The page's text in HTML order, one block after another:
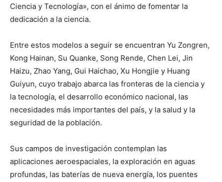
Ciencia y Tecnología», con el ánimo de fomentar la
dedicación a la ciencia.
Entre estos modelos a seguir se encuentran Yu Zongren,
Kong Hainan, Su Quanke, Song Rende, Chen Lei, Jin
Haizu, Zhao Yang, Gui Haichao, Xu Hongjie y Huang
Guiyun, cuyo trabajo abarca las fronteras de la ciencia y
la tecnología, el desarrollo económico nacional, las
necesidades más importantes del país, y la salud y la
seguridad de la población.
Sus campos de investigación contemplan las
aplicaciones aeroespaciales, la exploración en aguas
profundas, las baterías de nueva energía, los puentes